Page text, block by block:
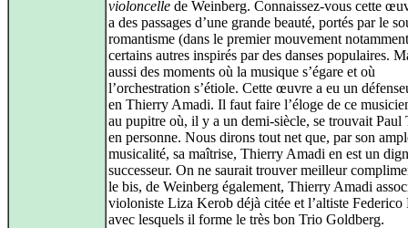
violoncelle de Weinberg. Connaissez-vous cette
a des passages d’une grande beauté, portés par le
romantisme (dans le premier mouvement
certains autres inspirés par des danses populaires.
aussi des moments où la musique s’égare et où
l’orchestration s’étiole. Cette œuvre a eu un
en Thierry Amadi. Il faut faire l’éloge de ce
au pupitre où, il y a un demi‑siècle, se trouvait Paul
en personne. Nous dirons tout net que, par son
musicalité, sa maîtrise, Thierry Amadi en est un
successeur. On ne saurait trouver meilleur
le bis, de Weinberg également, Thierry Amadi
violoniste Liza Kerob déjà citée et l’altiste Federico
avec lesquels il forme le très bon Trio Goldberg.